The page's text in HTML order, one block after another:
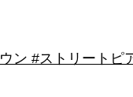
ン #ストリートピ